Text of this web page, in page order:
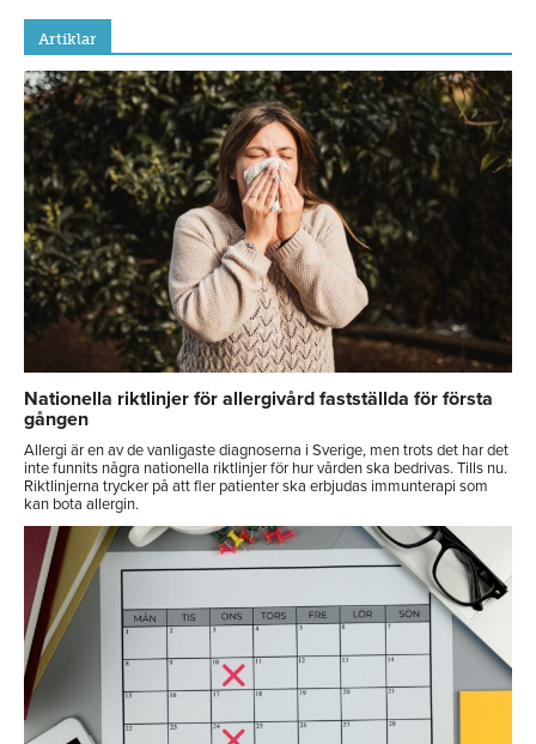
Artiklar
Nationella riktlinjer för allergivård fastställda för första
gången
Allergi är en av de vanligaste diagnoserna i Sverige, men trots det har det
inte funnits några nationella riktlinjer för hur vården ska bedrivas. Tills nu.
Riktlinjerna trycker på att fler patienter ska erbjudas immunterapi som
kan bota allergin.